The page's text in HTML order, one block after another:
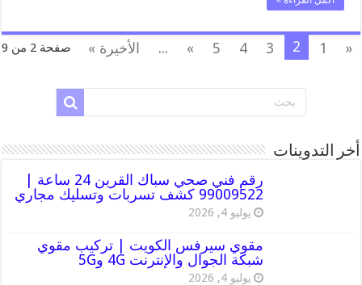
صفحة 2 من 9 «
1
2
3
4
5
»
... الأخيرة »
أخر التدوينات
رقم فني صحي سباك القرين 24 ساعة |
99009522 كشف تسربات وتسليك مجاري
يوليو 4, 2026
مقوي سيرفس الكويت | تركيب مقوي
شبكة الجوال والإنترنت 4G و5G
يوليو 4, 2026